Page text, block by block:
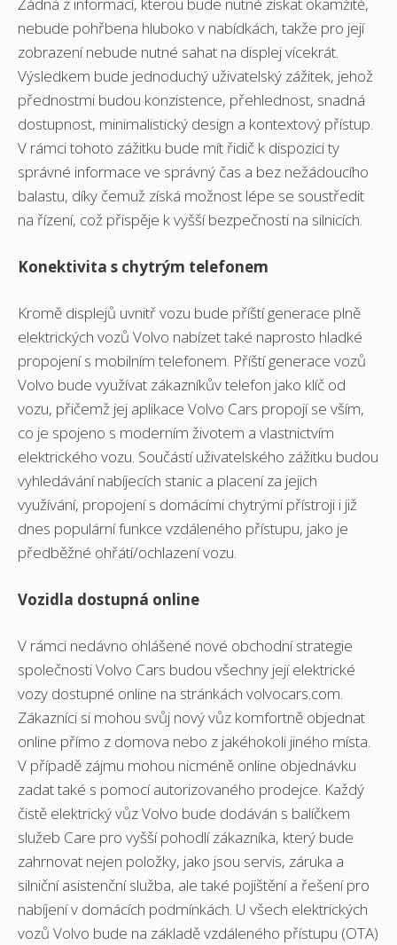
Žádná z informací, kterou bude nutné získat okamžitě,
nebude pohřbena hluboko v nabídkách, takže pro její
zobrazení nebude nutné sahat na displej vícekrát.
Výsledkem bude jednoduchý uživatelský zážitek, jehož
přednostmi budou konzistence, přehlednost, snadná
dostupnost, minimalistický design a kontextový přístup.
V rámci tohoto zážitku bude mít řidič k dispozici ty
správné informace ve správný čas a bez nežádoucího
balastu, díky čemuž získá možnost lépe se soustředit
na řízení, což přispěje k vyšší bezpečnosti na silnicích.
Konektivita s chytrým telefonem
Kromě displejů uvnitř vozu bude příští generace plně
elektrických vozů Volvo nabízet také naprosto hladké
propojení s mobilním telefonem. Příští generace vozů
Volvo bude využívat zákazníkův telefon jako klíč od
vozu, přičemž jej aplikace Volvo Cars propojí se vším,
co je spojeno s moderním životem a vlastnictvím
elektrického vozu. Součástí uživatelského zážitku budou
vyhledávání nabíjecích stanic a placení za jejich
využívání, propojení s domácími chytrými přístroji i již
dnes populární funkce vzdáleného přístupu, jako je
předběžné ohřátí/ochlazení vozu.
Vozidla dostupná online
V rámci nedávno ohlášené nové obchodní strategie
společnosti Volvo Cars budou všechny její elektrické
vozy dostupné online na stránkách volvocars.com.
Zákazníci si mohou svůj nový vůz komfortně objednat
online přímo z domova nebo z jakéhokoli jiného místa.
V případě zájmu mohou nicméně online objednávku
zadat také s pomocí autorizovaného prodejce. Každý
čistě elektrický vůz Volvo bude dodáván s balíčkem
služeb Care pro vyšší pohodlí zákazníka, který bude
zahrnovat nejen položky, jako jsou servis, záruka a
silniční asistenční služba, ale také pojištění a řešení pro
nabíjení v domácích podmínkách. U všech elektrických
vozů Volvo bude na základě vzdáleného přístupu (OTA)